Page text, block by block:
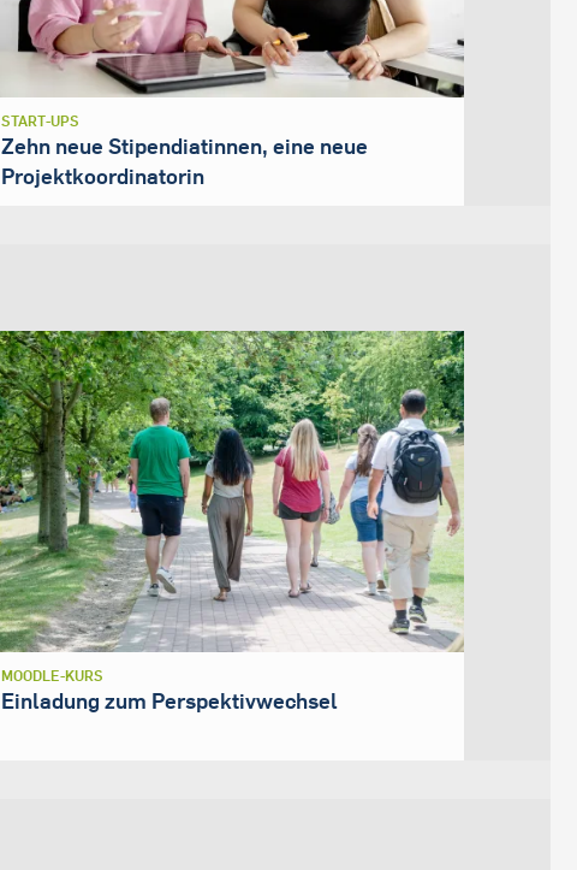
START-UPS
Zehn neue Stipendiatinnen, eine neue
Projektkoordinatorin
MOODLE-KURS
Einladung zum Perspektivwechsel